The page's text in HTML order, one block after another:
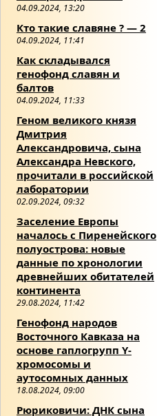
04.09.2024, 13:20
Кто такие славяне ? — 2
04.09.2024, 11:41
Как складывался
генофонд славян и
балтов
04.09.2024, 11:33
Геном великого князя
Дмитрия
Александровича, сына
Александра Невского,
прочитали в российской
лаборатории
02.09.2024, 09:32
Заселение Европы
началось с Пиренейского
полуострова: новые
данные по хронологии
древнейших обитателей
континента
29.08.2024, 11:42
Генофонд народов
Восточного Кавказа на
основе гаплогрупп Y-
хромосомы и
аутосомных данных
18.08.2024, 09:00
Рюриковичи: ДНК сына